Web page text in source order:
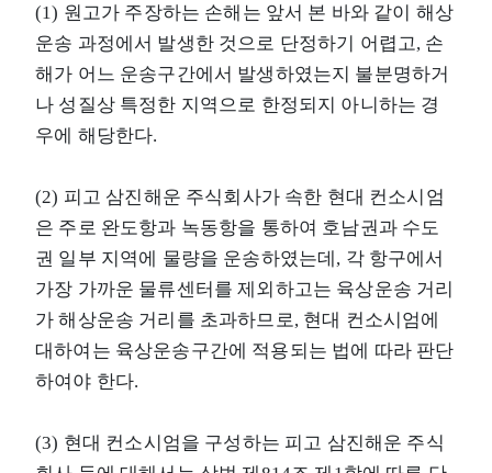
(1) 원고가 주장하는 손해는 앞서 본 바와 같이 해상
운송 과정에서 발생한 것으로 단정하기 어렵고, 손
해가 어느 운송구간에서 발생하였는지 불분명하거
나 성질상 특정한 지역으로 한정되지 아니하는 경
우에 해당한다.
(2) 피고 삼진해운 주식회사가 속한 현대 컨소시엄
은 주로 완도항과 녹동항을 통하여 호남권과 수도
권 일부 지역에 물량을 운송하였는데, 각 항구에서
가장 가까운 물류센터를 제외하고는 육상운송 거리
가 해상운송 거리를 초과하므로, 현대 컨소시엄에
대하여는 육상운송구간에 적용되는 법에 따라 판단
하여야 한다.
(3) 현대 컨소시엄을 구성하는 피고 삼진해운 주식